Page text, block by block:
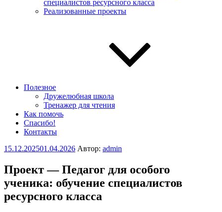
специалистов ресурсного класса
Реализованные проекты
Полезное
Дружелюбная школа
Тренажер для чтения
Как помочь
Спасибо!
Контакты
Опубликовано
15.12.202501.04.2026 Автор: admin
Проект — Педагог для особого
ученика: обучение специалистов
ресурсного класса